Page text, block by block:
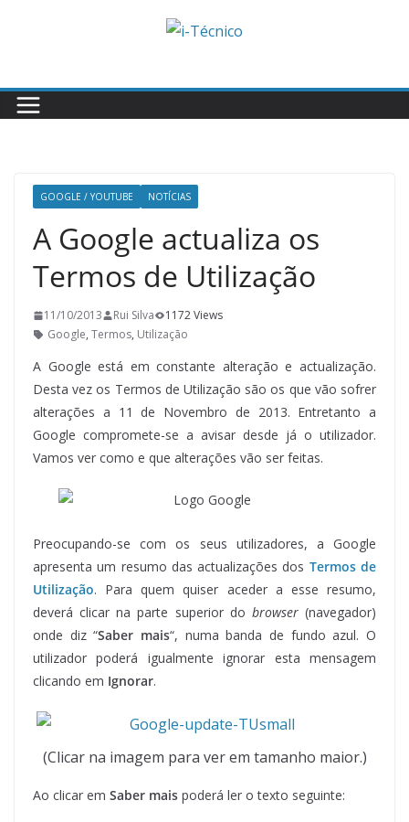
GOOGLE / YOUTUBE NOTÍCIAS
A Google actualiza os
Termos de Utilização
11/10/2013 Rui Silva
1172 Views
Google, Termos, Utilização
A Google está em constante alteração e actualização.
Desta vez os Termos de Utilização são os que vão sofrer
alterações a 11 de Novembro de 2013. Entretanto a
Google compromete-se a avisar desde já o utilizador.
Vamos ver como e que alterações vão ser feitas.
Preocupando-se com os seus utilizadores, a Google
apresenta um resumo das actualizações dos Termos de
Utilização. Para quem quiser aceder a esse resumo,
deverá clicar na parte superior do browser(navegador)
onde diz “Saber mais“, numa banda de fundo azul. O
utilizador poderá igualmente ignorar esta mensagem
clicando em Ignorar.
(Clicar na imagem para ver em tamanho maior.)
Ao clicar em Saber mais poderá ler o texto seguinte: